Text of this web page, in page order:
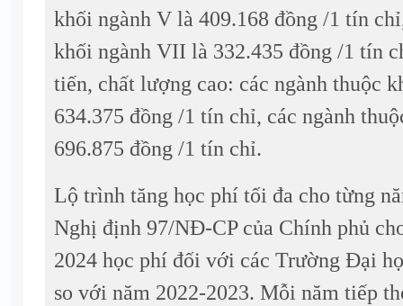
khối ngành V là 409.168 đồng /1 tín
khối ngành VII là 332.435 đồng /1 tín
tiến, chất lượng cao: các ngành thuộc
634.375 đồng /1 tín chỉ, các ngành
696.875 đồng /1 tín chỉ.
Lộ trình tăng học phí tối đa cho từng
Nghị định 97/NĐ-CP của Chính phủ
2024 học phí đối với các Trường Đại
so với năm 2022-2023. Mỗi năm tiếp